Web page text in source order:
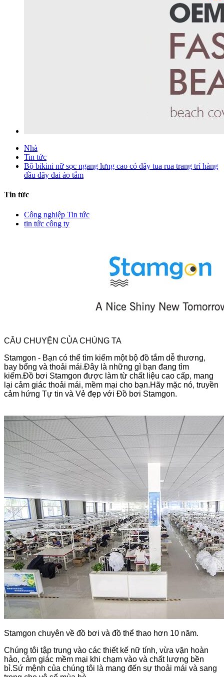
Nhà
Tin tức
Bộ bikini nữ sọc ngang lưng cao có dây tua rua trang trí hàng
đầu dây đai áo tắm
Tin tức
Công nghiệp Tin tức
tin tức công ty
CÂU CHUYỆN CỦA CHÚNG TA
Stamgon - Bạn có thể tìm kiếm một bộ đồ tắm dễ thương,
bay bổng và thoải mái.Đây là những gì bạn đang tìm
kiếm.Đồ bơi Stamgon được làm từ chất liệu cao cấp, mang
lại cảm giác thoải mái, mềm mại cho bạn.Hãy mặc nó, truyền
cảm hứng Tự tin và Vẻ đẹp với Đồ bơi Stamgon.
Stamgon chuyên về đồ bơi và đồ thể thao hơn 10 năm.
Chúng tôi tập trung vào các thiết kế nữ tính, vừa vặn hoàn
hảo, cảm giác mềm mại khi chạm vào và chất lượng bền
bỉ.Sứ mệnh của chúng tôi là mang đến sự thoải mái và sang